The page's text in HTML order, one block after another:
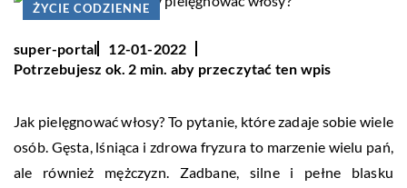
ŻYCIE CODZIENNE
super-portal
12-01-2022
Potrzebujesz ok. 2 min. aby przeczytać ten wpis
Jak pielęgnować włosy? To pytanie, które zadaje sobie wiele
osób. Gęsta, lśniąca i zdrowa fryzura to marzenie wielu pań,
ale również mężczyzn. Zadbane, silne i pełne blasku